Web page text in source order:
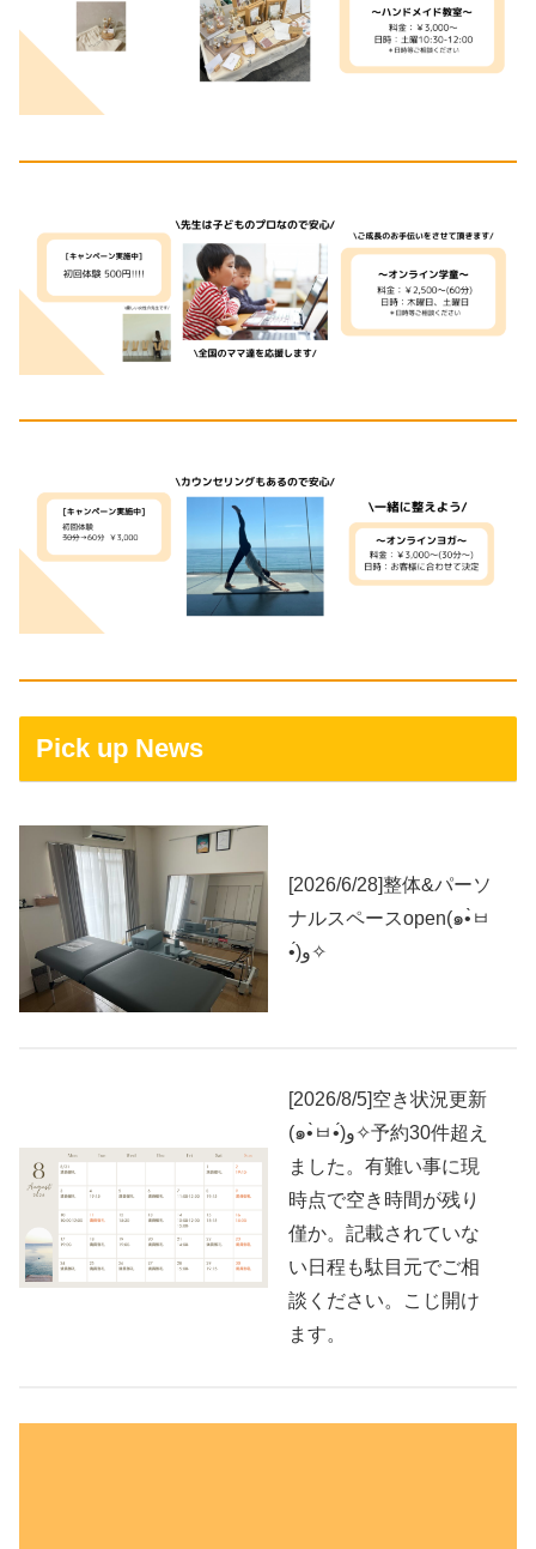
Pick up News
[2026/6/28]整体&パーソ
ナルスペースopen(๑•̀ㅂ
•́)و✧
[2026/8/5]空き状況更新
(๑•̀ㅂ•́)و✧予約30件超え
ました。有難い事に現
時点で空き時間が残り
僅か。記載されていな
い日程も駄目元でご相
談ください。こじ開け
ます。